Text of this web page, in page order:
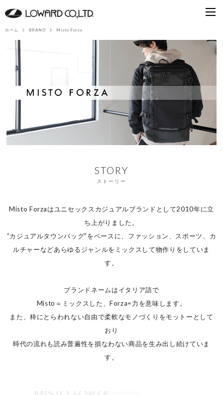
ホーム BRAND Misto Forza
STORY
ストーリー
Misto Forzaはユニセックスカジュアルブランドとして2010年に立
ち上がりました。
”カジュアルタウンバッグ”をベースに、ファッション、スポーツ、カ
ルチャーなどあらゆるジャンルをミックスして物作りをしていま
す。
ブランドネームはイタリア語で
Misto＝ミックスした、Forza=力を意味します。
また、枠にとらわれない自由で柔軟なモノづくりをモットーとして
おり
時代の流れも読み普遍性を損なわない商品を生み出し続けていま
す。